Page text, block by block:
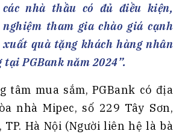
các nhà thầu có đủ điều kiện,
tham gia chào giá cạnh
quà tặng khách hàng nhân
PGBank năm 2024”.
tâm mua sắm, PGBank có địa
nhà Mipec, số 229 Tây Sơn,
Hà Nội (Người liên hệ là bà